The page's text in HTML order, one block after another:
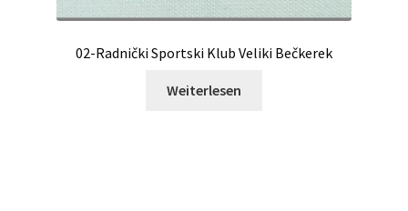
02-Radnički Sportski Klub Veliki Bečkerek
Weiterlesen